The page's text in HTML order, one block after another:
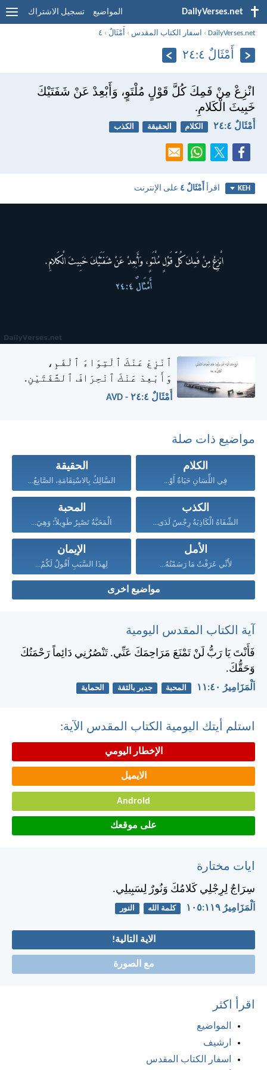
DailyVerses.net المواضيع تسجيل الاشتراك
DailyVerses.net
› اسفار الكتاب المقدس › أَمْثَالٌ › ٤
أَمْثَالٌ ٤:‏٢٤
انْزِعْ مِنْ فَمِكَ كُلَّ قَوْلٍ مُلْتَوٍ، وَأَبْعِدْ عَنْ شَفَتَيْكَ
خَبِيثَ الْكَلامِ.
أَمْثَالٌ ٤:‏٢٤ الكلام الحقيقة الكذب
KEH اقرأأَمْثَالٌ ٤ على الإنترنت
ٱنْزِعْ عَنْكَ ٱلْتِوَاءَ ٱلْفَمِ،
وَأَبْعِدْ عَنْكَ ٱنْحِرَافَ ٱلشَّفَتَيْنِ.
أَمْثَالٌ ٤:‏٢٤ - AVD
مواضيع ذات صلة
الكلام
فِي اللِّسَانِ حَيَاةٌ أَوْ...
الحقيقة
السَّالِكُ بِالاسْتِقَامَةِ، الصَّانِعُ الْبِرَّ،...
الكذب
الشِّفَاهُ الْكَاذِبَةُ رِجْسٌ لَدَى...
المحبة
الْمَحَبَّةُ تَصْبِرُ طَوِيلاً؛ وَهِيَ...
الأمل
لأَنِّي عَرَفْتُ مَا رَسَمْتُهُ...
الإيمان
لِهذَا السَّبَبِ أَقُولُ لَكُمْ...
مواضيع اخرى
آية الكتاب المقدس اليومية
فَأَنْتَ يَا رَبُّ لَنْ تَمْنَعَ مَرَاحِمَكَ عَنِّي. تَنْصُرُنِي دَائِماً رَحْمَتُكَ
وَحَقُّكَ.
اَلْمَزَامِيرُ ٤٠:‏١١ المحبة جدير بالثقة الحماية
استلم أيتك اليومية الكتاب المقدس الآية:
الإخطار اليومي
الايميل
Android
على موقعك
ايات مختارة
سِرَاجٌ لِرِجْلِي كَلامُكَ وَنُورٌ لِسَبِيلِي.
اَلْمَزَامِيرُ ١١٩:‏١٠٥ كلمة الله النور
الاية التالية!
مع الصورة
اقرأ اكثر
المواضيع
ارشيف
اسفار الكتاب المقدس